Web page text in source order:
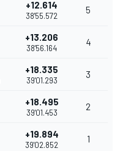
+12.614
38'55.572
5
+13.206
38'56.164
4
+18.335
39'01.293
3
+18.495
39'01.453
2
+19.894
39'02.852
1